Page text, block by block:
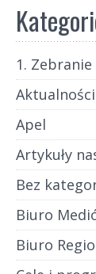
1.
Apel
Artykuły
Bez
Biuro
Biuro